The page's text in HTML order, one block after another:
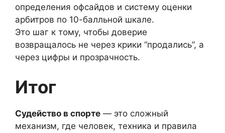
определения офсайдов и систему оценки
арбитров по 10-балльной шкале.
Это шаг к тому, чтобы доверие
возвращалось не через крики “продались”, а
через цифры и прозрачность.
Итог
Судейство в спорте — это сложный
механизм, где человек, техника и правила